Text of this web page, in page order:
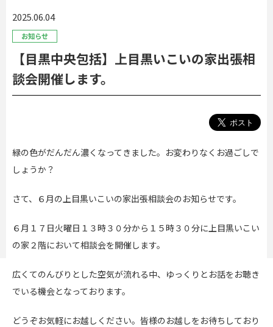
2025.06.04
お知らせ
【目黒中央包括】上目黒いこいの家出張相
談会開催します。
緑の色がだんだん濃くなってきました。お変わりなくお過ごしで
しょうか？
さて、６月の上目黒いこいの家出張相談会のお知らせです。
６月１７日火曜日１３時３０分から１５時３０分に上目黒いこい
の家２階において相談会を開催します。
広くてのんびりとした空気が流れる中、ゆっくりとお話をお聴き
でいる機会となっております。
どうぞお気軽にお越しください。皆様のお越しをお待ちしており